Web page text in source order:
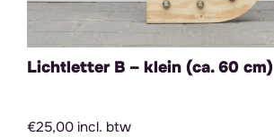
Lichtletter B – klein (ca. 60 cm)
€25,00 incl. btw